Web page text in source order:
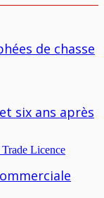
de chasse
six ans après